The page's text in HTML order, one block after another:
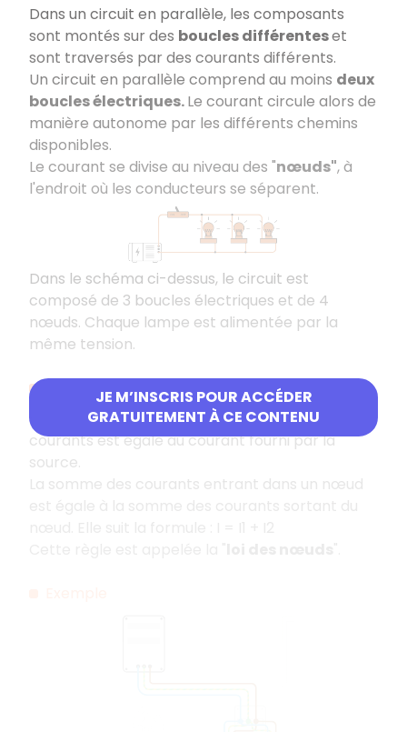
JE M’INSCRIS POUR ACCÉDER
GRATUITEMENT À CE CONTENU
Dans un circuit en parallèle, les composants
sont montés sur des boucles différenteset
sont traversés par des courants différents.
Un circuit en parallèle comprend au moins deux
boucles électriques.Le courant circule alors de
manière autonome par les différents chemins
disponibles.
Le courant se divise au niveau des "nœuds", à
l'endroit où les conducteurs se séparent.
Dans le schéma ci-dessus, le circuit est
composé de 3 boucles électriques et de 4
nœuds. Chaque lampe est alimentée par la
même tension.
Calculer la somme des courants
Dans un circuit en parallèle, la somme des
courants est égale au courant fourni par la
source.
La somme des courants entrant dans un nœud